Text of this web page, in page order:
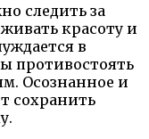
следить за
красоту и
в
противостоять
Осознанное и
сохранить